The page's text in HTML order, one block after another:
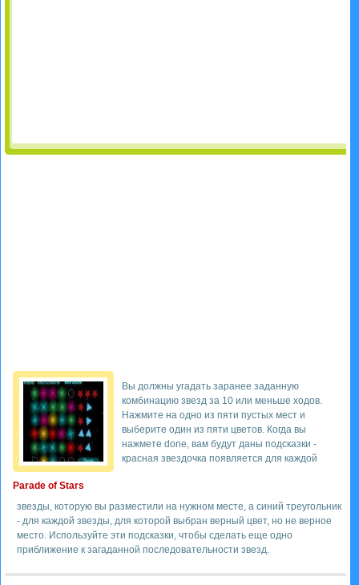
Parade of Stars
Вы должны угадать заранее заданную
комбинацию звезд за 10 или меньше ходов.
Нажмите на одно из пяти пустых мест и
выберите один из пяти цветов. Когда вы
нажмете done, вам будут даны подсказки -
красная звездочка появляется для каждой
звезды, которую вы разместили на нужном месте, а синий треугольник
- для каждой звезды, для которой выбран верный цвет, но не верное
место. Используйте эти подсказки, чтобы сделать еще одно
приближение к загаданной последовательности звезд.